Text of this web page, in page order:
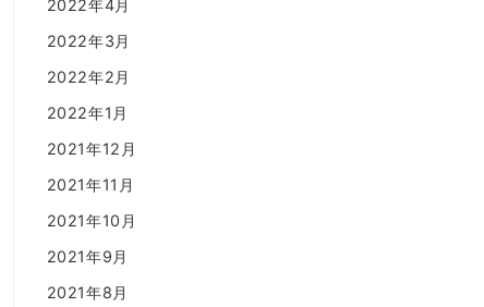
2022年4月
2022年3月
2022年2月
2022年1月
2021年12月
2021年11月
2021年10月
2021年9月
2021年8月